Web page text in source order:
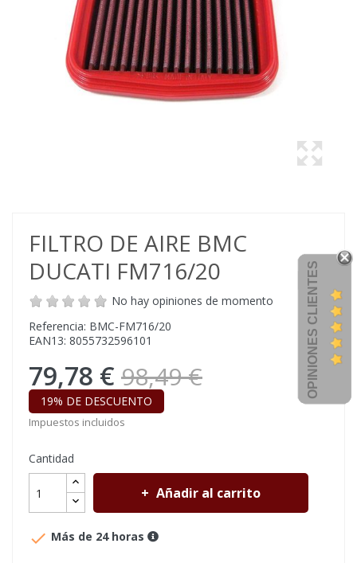
FILTRO DE AIRE BMC
DUCATI FM716/20
No hay opiniones de momento
Referencia: BMC-FM716/20
EAN13: 8055732596101
79,78 € 98,49 €
19% DE DESCUENTO
Impuestos incluidos
Cantidad
Añadir al carrito
 Más de 24 horas
OPINIONES CLIENTES